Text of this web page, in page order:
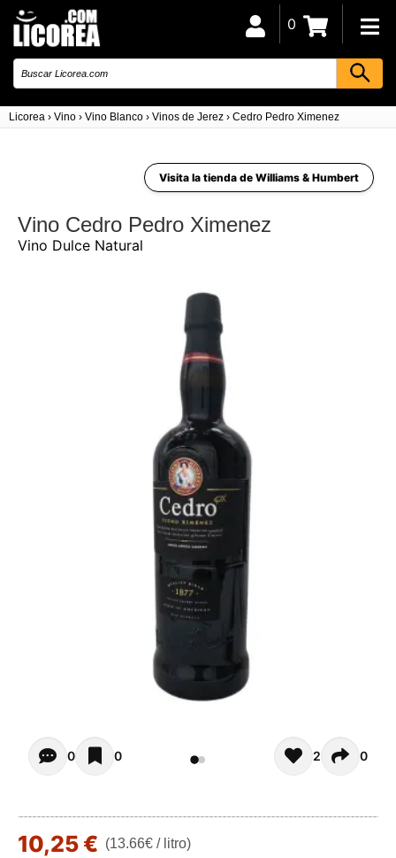
Licorea › Vino › Vino Blanco › Vinos de Jerez › Cedro Pedro Ximenez
0
Visita la tienda de Williams & Humbert
Vino Cedro Pedro Ximenez
Vino Dulce Natural
Opiniones de clientes - Actualmente no hay
0 0 2 0
10,25 € (13.66€ / litro)